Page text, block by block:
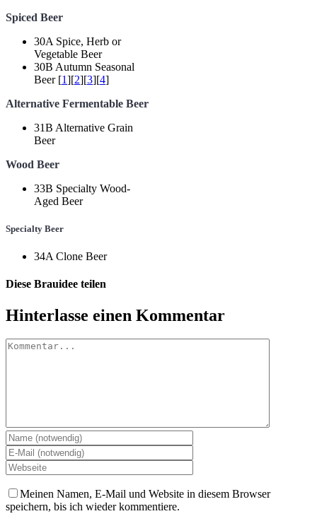
Spiced Beer
30A Spice, Herb or
Vegetable Beer
30B Autumn Seasonal
Beer [1][2][3][4]
Alternative Fermentable Beer
31B Alternative Grain
Beer
Wood Beer
33B Specialty Wood-
Aged Beer
Specialty Beer
34A Clone Beer
Diese Brauidee teilen
Facebook
X
Pinterest
E-
Mail
Hinterlasse einen Kommentar
Kommentar
Meinen Namen, E-Mail und Website in diesem Browser
speichern, bis ich wieder kommentiere.